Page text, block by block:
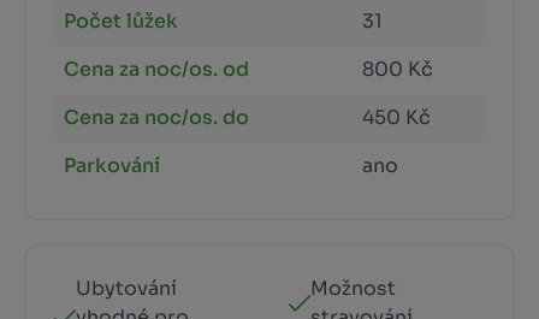
Počet lůžek
31
Cena za noc/os. od
800 Kč
Cena za noc/os. do
450 Kč
Parkování
ano
Ubytování
Možnost